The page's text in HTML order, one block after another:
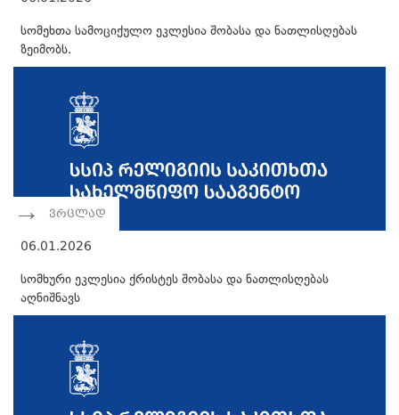
სომეხთა სამოციქულო ეკლესია შობასა და ნათლისღებას
ზეიმობს.
ვრცლად
06.01.2026
სომხური ეკლესია ქრისტეს შობასა და ნათლისღებას
აღნიშნავს